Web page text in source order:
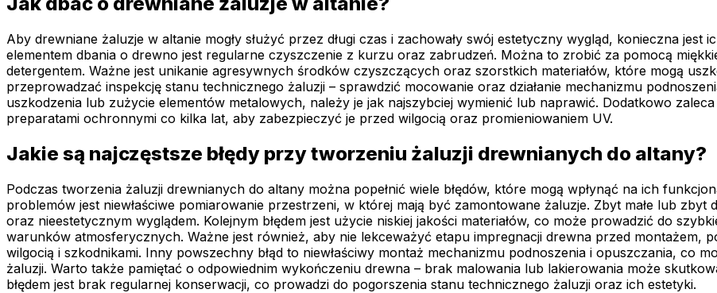
Aby drewniane żaluzje w altanie mogły służyć przez długi czas i zachowały swój estetyczny wygląd, konieczna
elementem dbania o drewno jest regularne czyszczenie z kurzu oraz zabrudzeń. Można to zrobić za pomocą
detergentem. Ważne jest unikanie agresywnych środków czyszczących oraz szorstkich materiałów, które mogą
przeprowadzać inspekcję stanu technicznego żaluzji – sprawdzić mocowanie oraz działanie mechanizmu
uszkodzenia lub zużycie elementów metalowych, należy je jak najszybciej wymienić lub naprawić. Dodatkowo
preparatami ochronnymi co kilka lat, aby zabezpieczyć je przed wilgocią oraz promieniowaniem UV.
Jakie są najczęstsze błędy przy tworzeniu żaluzji drewnianych do altany?
Podczas tworzenia żaluzji drewnianych do altany można popełnić wiele błędów, które mogą wpłynąć na ich
problemów jest niewłaściwe pomiarowanie przestrzeni, w której mają być zamontowane żaluzje. Zbyt małe lub
oraz nieestetycznym wyglądem. Kolejnym błędem jest użycie niskiej jakości materiałów, co może prowadzić do
warunków atmosferycznych. Ważne jest również, aby nie lekceważyć etapu impregnacji drewna przed montażem,
wilgocią i szkodnikami. Inny powszechny błąd to niewłaściwy montaż mechanizmu podnoszenia i opuszczania, co
żaluzji. Warto także pamiętać o odpowiednim wykończeniu drewna – brak malowania lub lakierowania może
błędem jest brak regularnej konserwacji, co prowadzi do pogorszenia stanu technicznego żaluzji oraz ich estetyki.